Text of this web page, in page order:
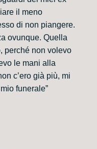
il meno
di non piangere.
ovunque. Quella
perché non volevo
le mani alla
c’ero già più, mi
funerale”